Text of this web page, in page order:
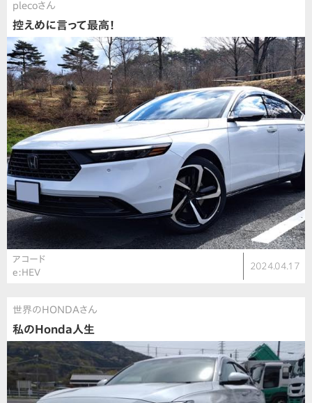
plecoさん
控えめに言って最高！
アコード
e:HEV
2024.04.17
世界のHONDAさん
私のHonda人生